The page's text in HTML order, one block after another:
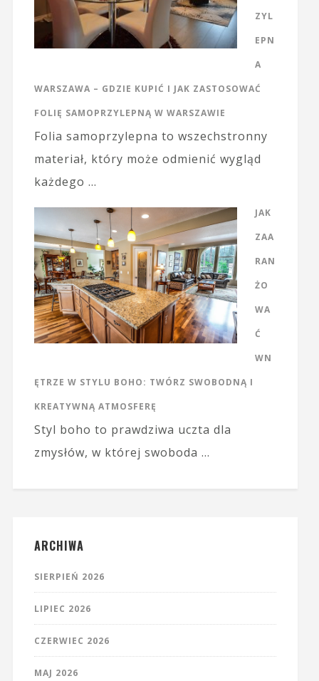
ZYL
EPN
A
WARSZAWA – GDZIE KUPIĆ I JAK ZASTOSOWAĆ
FOLIĘ SAMOPRZYLEPNĄ W WARSZAWIE
Folia samoprzylepna to wszechstronny
materiał, który może odmienić wygląd
każdego …
JAK
ZAA
RAN
ŻO
WA
Ć
WN
ĘTRZE W STYLU BOHO: TWÓRZ SWOBODNĄ I
KREATYWNĄ ATMOSFERĘ
Styl boho to prawdziwa uczta dla
zmysłów, w której swoboda …
ARCHIWA
SIERPIEŃ 2026
LIPIEC 2026
CZERWIEC 2026
MAJ 2026